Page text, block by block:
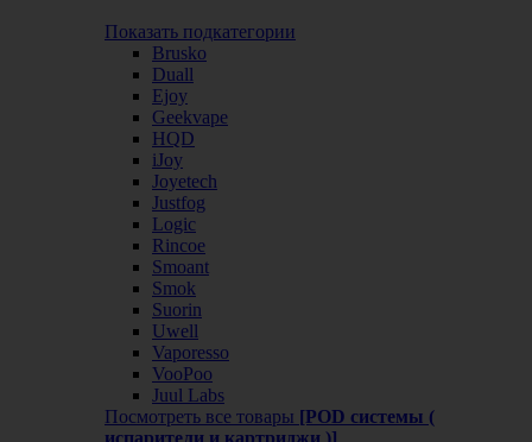
Показать подкатегории
Brusko
Duall
Ejoy
Geekvape
HQD
iJoy
Joyetech
Justfog
Logic
Rincoe
Smoant
Smok
Suorin
Uwell
Vaporesso
VooPoo
Juul Labs
Посмотреть все товары [POD системы (
испарители и картриджи )]